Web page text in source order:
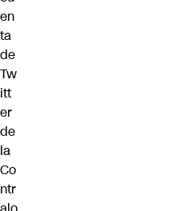
en
ta
de
Tw
itt
er
de
la
Co
ntr